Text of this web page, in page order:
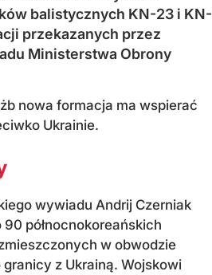
balistycznych KN-23 i KN-
przekazanych przez
Ministerstwa Obrony
nowa formacja ma wspierać
Ukrainie.
wywiadu Andrij Czerniak
90 północnokoreańskich
w obwodzie
z Ukrainą. Wojskowi